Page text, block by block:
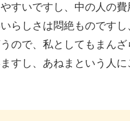
すいですし、中の人の
らしさは悶絶ものですし
ので、私としてもまん
すし、あねまという人